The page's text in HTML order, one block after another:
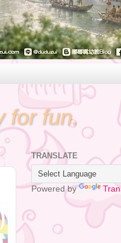
for fun.
TRANSLATE
Powered by